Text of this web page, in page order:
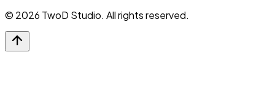
© 2026 TwoD Studio. All rights reserved.